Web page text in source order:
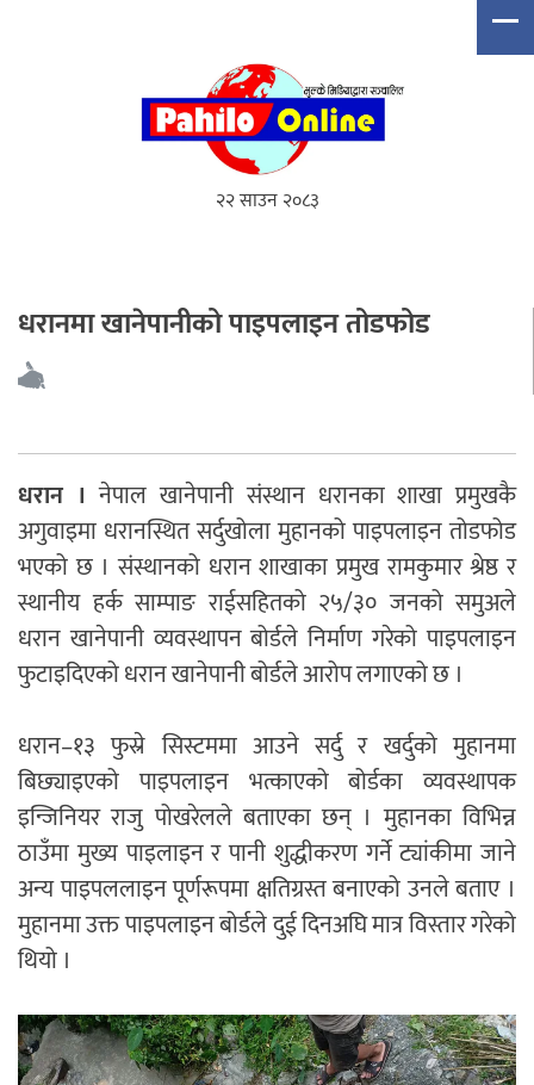
२२ साउन २०८३
धरानमा खानेपानीको पाइपलाइन तोडफोड
धरान । नेपाल खानेपानी संस्थान धरानका शाखा प्रमुखकै
अगुवाइमा धरानस्थित सर्दुखोला मुहानको पाइपलाइन तोडफोड
भएको छ । संस्थानको धरान शाखाका प्रमुख रामकुमार श्रेष्ठ र
स्थानीय हर्क साम्पाङ राईसहितको २५/३० जनको समुअले
धरान खानेपानी व्यवस्थापन बोर्डले निर्माण गरेको पाइपलाइन
फुटाइदिएको धरान खानेपानी बोर्डले आरोप लगाएको छ ।
धरान–१३ फुस्रे सिस्टममा आउने सर्दु र खर्दुको मुहानमा
बिछ्याइएको पाइपलाइन भत्काएको बोर्डका व्यवस्थापक
इन्जिनियर राजु पोखरेलले बताएका छन् । मुहानका विभिन्न
ठाउँमा मुख्य पाइलाइन र पानी शुद्धीकरण गर्ने ट्यांकीमा जाने
अन्य पाइपललाइन पूर्णरूपमा क्षतिग्रस्त बनाएको उनले बताए ।
मुहानमा उक्त पाइपलाइन बोर्डले दुई दिनअघि मात्र विस्तार गरेको
थियो ।